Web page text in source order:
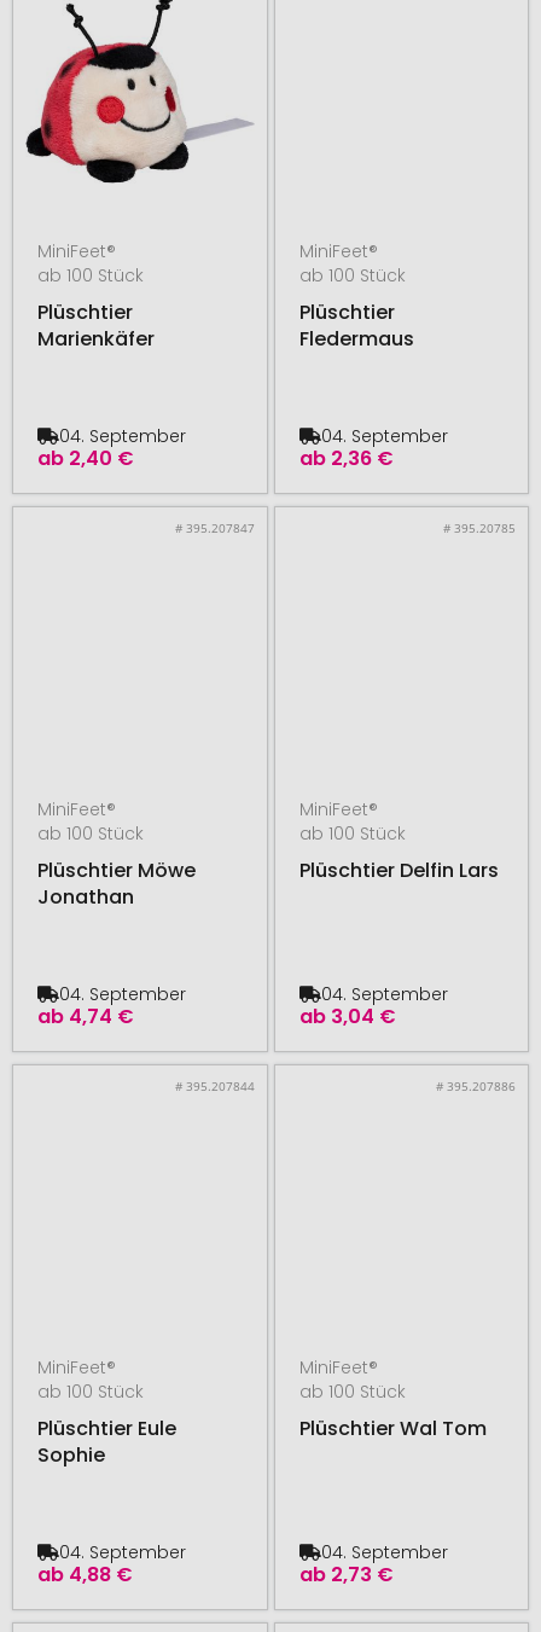
MiniFeet®
ab 100 Stück
Plüschtier
Marienkäfer
ab 2,40 €
04. September
MiniFeet®
ab 100 Stück
Plüschtier
Fledermaus
ab 2,36 €
04. September
# 395.207847
MiniFeet®
ab 100 Stück
Plüschtier Möwe
Jonathan
ab 4,74 €
04. September
# 395.20785
MiniFeet®
ab 100 Stück
Plüschtier Delfin Lars
ab 3,04 €
04. September
# 395.207844
MiniFeet®
ab 100 Stück
Plüschtier Eule
Sophie
ab 4,88 €
04. September
# 395.207886
MiniFeet®
ab 100 Stück
Plüschtier Wal Tom
ab 2,73 €
04. September